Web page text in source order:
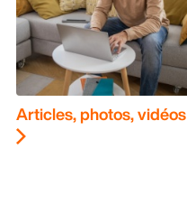
Articles, photos, vidéos